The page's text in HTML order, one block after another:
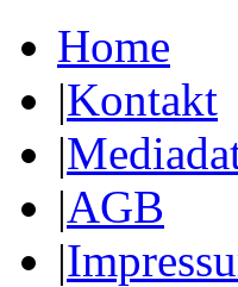
Home
|Kontakt
|
|AGB
|